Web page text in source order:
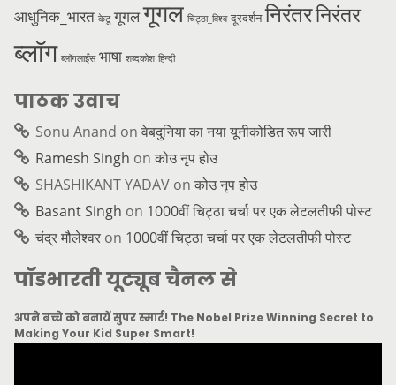
आधुनिक_भारत केटू गूगलगूगल चिट्ठा_विश्व दूरदर्शन निरंतरनिरंतर
ब्लॉग ब्लॉगलाईंस भाषा शब्दकोश हिन्दी
पाठक उवाच
Sonu Anand on वेबदुनिया का नया यूनीकोडित रूप जारी
Ramesh Singh on कोउ नृप होउ
SHASHIKANT YADAV on कोउ नृप होउ
Basant Singh on 1000वीं चिट्ठा चर्चा पर एक लेटलतीफी पोस्ट
चंद्र मौलेश्वर on 1000वीं चिट्ठा चर्चा पर एक लेटलतीफी पोस्ट
पॉडभारती यूट्यूब चैनल से
अपने बच्चे को बनायें सुपर स्मार्ट! The Nobel Prize Winning Secret to
Making Your Kid Super Smart!